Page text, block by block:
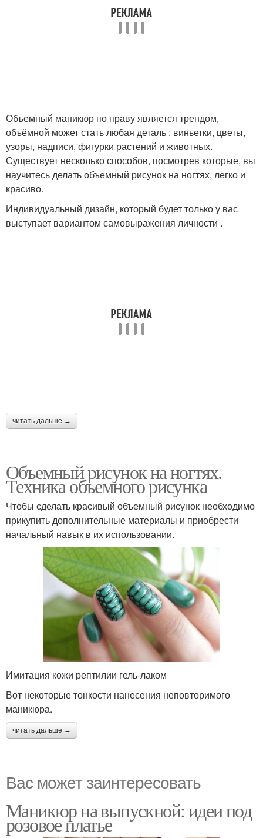
Объемный маникюр по праву является трендом,
объёмной может стать любая деталь : виньетки, цветы,
узоры, надписи, фигурки растений и животных.
Существует несколько способов, посмотрев которые, вы
научитесь делать объемный рисунок на ногтях, легко и
красиво.
Индивидуальный дизайн, который будет только у вас
выступает вариантом самовыражения личности .
читать дальше →
Объемный рисунок на ногтях.
Техника объемного рисунка
Чтобы сделать красивый объемный рисунок необходимо
прикупить дополнительные материалы и приобрести
начальный навык в их использовании.
Имитация кожи рептилии гель-лаком
Вот некоторые тонкости нанесения неповторимого
маникюра.
читать дальше →
Вас может заинтересовать
Маникюр на выпускной: идеи под
розовое платье